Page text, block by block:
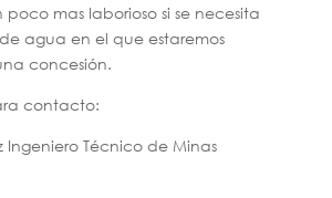
mas laborioso si se necesita
agua en el que estaremos
concesión.
contacto:
Ingeniero Técnico de Minas